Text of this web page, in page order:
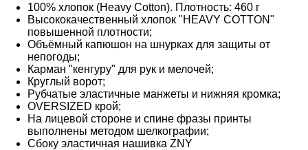
100% хлопок (Heavy Cotton). Плотность: 460 г
Высококачественный хлопок "HEAVY COTTON"
повышенной плотности;
Объёмный капюшон на шнурках для защиты от
непогоды;
Карман "кенгуру" для рук и мелочей;
Круглый ворот;
Рубчатые эластичные манжеты и нижняя кромка;
OVERSIZED крой;
На лицевой стороне и спине фразы принты
выполнены методом шелкографии;
Сбоку эластичная нашивка ZNY